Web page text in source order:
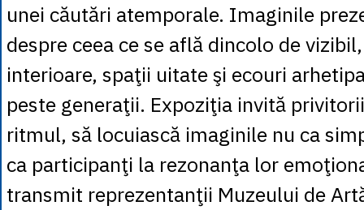
unei căutări atemporale. Imaginile
despre ceea ce se află dincolo de
interioare, spaţii uitate şi ecouri
peste generaţii. Expoziţia invită
ritmul, să locuiască imaginile nu ca
ca participanţi la rezonanţa lor
transmit reprezentanţii Muzeului de